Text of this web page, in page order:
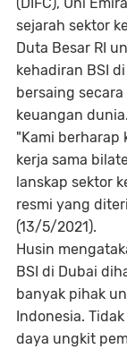
(DIFC), Uni
sejarah sektor
Duta Besar RI
kehadiran BSI
bersaing
keuangan dunia.
"Kami berharap
kerja sama
lanskap sektor
resmi yang
(13/5/2021).
Husin
BSI di Dubai
banyak pihak
Indonesia.
daya ungkit